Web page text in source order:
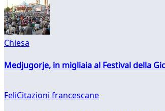
Chiesa
Medjugorje, in migliaia al Festival della
FeliCitazioni francescane